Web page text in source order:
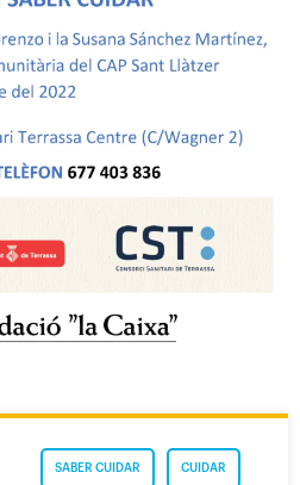
CUIDAR
SABER CUIDAR